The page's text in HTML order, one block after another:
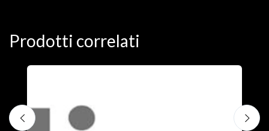
Prodotti correlati